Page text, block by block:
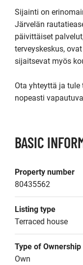
Sijainti on
Järvelän
päivittäiset
terveyskeskus,
sijaitsevat myös
Ota yhteyttä ja
nopeasti
BASIC
Property number
80435562
Listing type
Terraced house
Type of Ownership
Own